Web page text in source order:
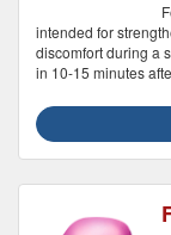
intended for
discomfort during a
in 10-15 minutes